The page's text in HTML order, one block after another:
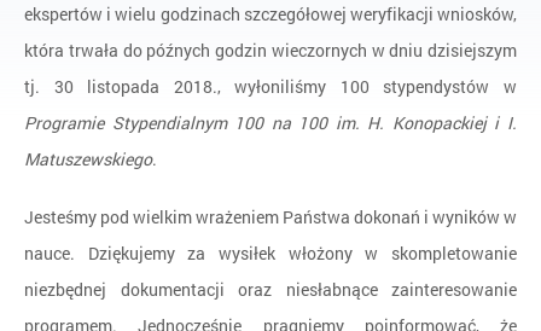
ekspertów i wielu godzinach szczegółowej weryfikacji wniosków,
która trwała do późnych godzin wieczornych w dniu dzisiejszym
tj. 30 listopada 2018., wyłoniliśmy 100 stypendystów w
Programie Stypendialnym 100 na 100 im. H. Konopackiej i I.
Matuszewskiego.
Jesteśmy pod wielkim wrażeniem Państwa dokonań i wyników w
nauce. Dziękujemy za wysiłek włożony w skompletowanie
niezbędnej dokumentacji oraz niesłabnące zainteresowanie
programem. Jednocześnie pragniemy poinformować, że